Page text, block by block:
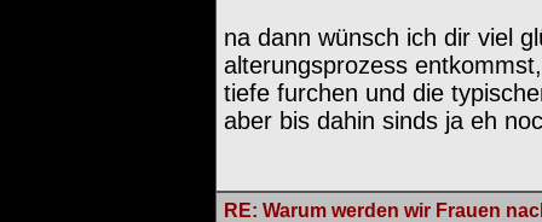
na dann wünsch ich dir viel
alterungsprozess
tiefe furchen und die
aber bis dahin sinds ja eh
RE: Warum werden wir Frauen